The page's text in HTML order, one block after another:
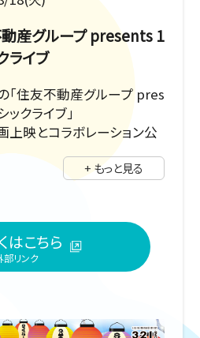
動産グループ presents 1
ライブ
「住友不動産グループ pres
クライブ」
映とコラボレーション公
オリン・チェロ・ピアノの三
ださい。
+ もっと見る
はこちら